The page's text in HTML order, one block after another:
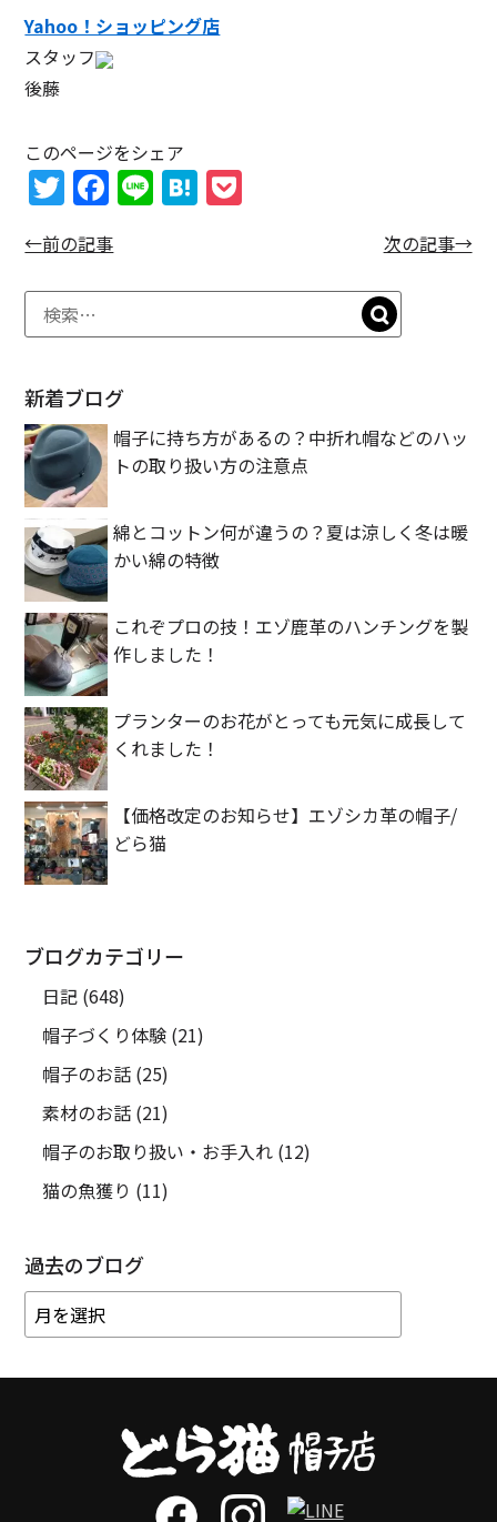
Yahoo！ショッピング店
スタッフ
後藤
このページをシェア
T
w
itt
er
F
a
c
e
b
o
k
Li
n
H
at
n
a
k
et
←前の記事 次の記事→
新着ブログ
帽子に持ち方があるの？中折れ帽などのハッ
トの取り扱い方の注意点
綿とコットン何が違うの？夏は涼しく冬は暖
かい綿の特徴
これぞプロの技！エゾ鹿革のハンチングを製
作しました！
プランターのお花がとっても元気に成長して
くれました！
【価格改定のお知らせ】エゾシカ革の帽子/
どら猫
ブログカテゴリー
日記 (648)
帽子づくり体験 (21)
帽子のお話 (25)
素材のお話 (21)
帽子のお取り扱い・お手入れ (12)
猫の魚獲り (11)
過去のブログ